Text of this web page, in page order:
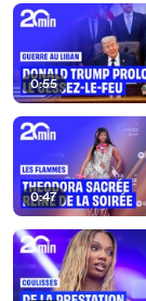
0:55
0:47